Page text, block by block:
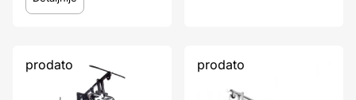
prodato prodato